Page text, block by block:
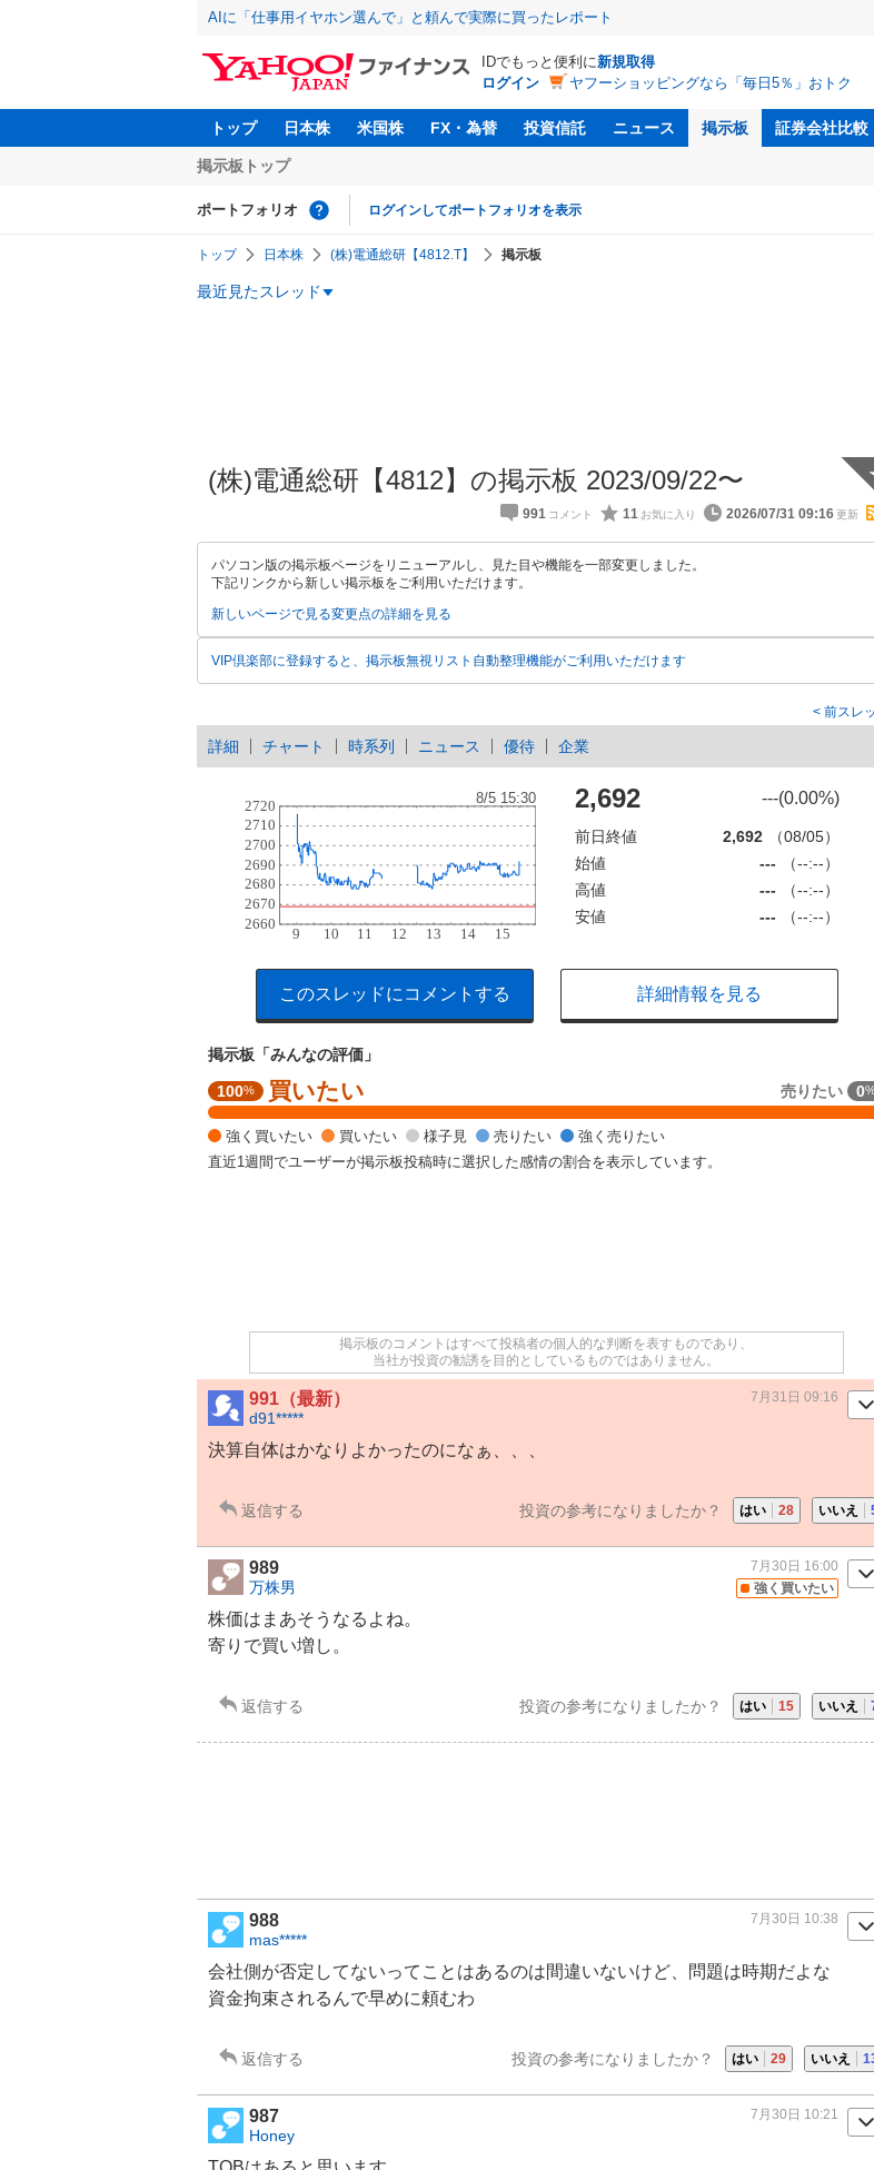
AIに「仕事用イヤホン選んで」と頼んで実際に買ったレポート
IDでもっと便利に新規取得
ログイン
ヤフーショッピングなら「毎日5％」おトク
トップ 日本株 米国株 FX・為替 投資信託 ニュース 掲示板 証券会社比較
掲示板トップ
ポートフォリオ ログインしてポートフォリオを表示
トップ 日本株 (株)電通総研【4812.T】 掲示板
最近見たスレッド
(株)電通総研【4812】の掲示板 2023/09/22〜
991 11 2026/07/31 09:16
パソコン版の掲示板ページをリニューアルし、見た目や機能を一部変更しました。
下記リンクから新しい掲示板をご利用いただけます。
新しいページで見る変更点の詳細を見る
VIP倶楽部に登録すると、掲示板無視リスト自動整理機能がご利用いただけます
前スレ
詳細 チャート 時系列 ニュース 優待 企業
2,692 ---(0.00%)
前日終値 2,692
（08/05）
始値
---
（--:--）
高値
---
（--:--）
安値
--- （--:--）
このスレッドにコメントする 詳細情報を見る
掲示板「みんなの評価」
強
く
買
い
100% 買いたい 売りたい 0
強く買いたい 買いたい 様子見 売りたい
強く売りたい
直近1週間でユーザーが掲示板投稿時に選択した感情の割合を表示しています。
掲示板のコメントはすべて投稿者の個人的な判断を表すものであり、
当社が投資の勧誘を目的としているものではありません。
991（最新）
d91*****
7月31日 09:16
決算自体はかなりよかったのになぁ、、、
返信する 投資の参考になりましたか？ はい 28 いいえ
989
万株男 強く買いたい
7月30日 16:00
株価はまあそうなるよね。
寄りで買い増し。
返信する 投資の参考になりましたか？ はい 15 いいえ
988
mas*****
7月30日 10:38
会社側が否定してないってことはあるのは間違いないけど、問題は時期だよな
資金拘束されるんで早めに頼むわ
返信する 投資の参考になりましたか？ はい 29 いいえ
987
Honey
7月30日 10:21